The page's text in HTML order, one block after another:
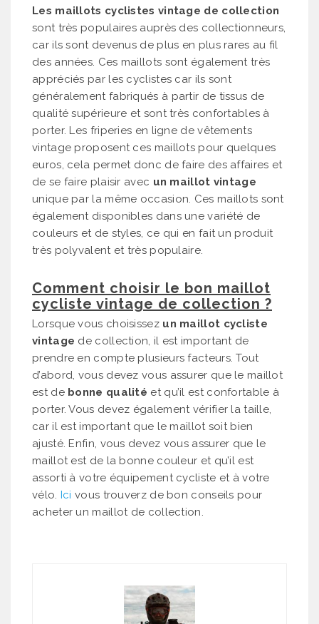
Les maillots cyclistes vintage de collection
sont très populaires auprès des collectionneurs,
car ils sont devenus de plus en plus rares au fil
des années. Ces maillots sont également très
appréciés par les cyclistes car ils sont
généralement fabriqués à partir de tissus de
qualité supérieure et sont très confortables à
porter. Les friperies en ligne de vêtements
vintage proposent ces maillots pour quelques
euros, cela permet donc de faire des affaires et
de se faire plaisir avec un maillot vintage
unique par la même occasion. Ces maillots sont
également disponibles dans une variété de
couleurs et de styles, ce qui en fait un produit
très polyvalent et très populaire.
Comment choisir le bon maillot
cycliste vintage de collection ?
Lorsque vous choisissez un maillot cycliste
vintage de collection, il est important de
prendre en compte plusieurs facteurs. Tout
d’abord, vous devez vous assurer que le maillot
est de bonne qualité et qu’il est confortable à
porter. Vous devez également vérifier la taille,
car il est important que le maillot soit bien
ajusté. Enfin, vous devez vous assurer que le
maillot est de la bonne couleur et qu’il est
assorti à votre équipement cycliste et à votre
vélo. Ici vous trouverz de bon conseils pour
acheter un maillot de collection.